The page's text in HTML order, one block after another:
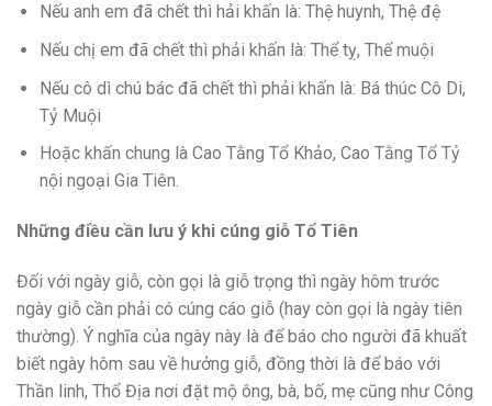
Nếu anh em đã chết thì hải khấn là: Thệ huynh, Thệ đệ
Nếu chị em đã chết thì phải khấn là: Thể tỵ, Thể muội
Nếu cô dì chú bác đã chết thì phải khấn là: Bá thúc Cô Di,
Tỷ Muội
Hoặc khấn chung là Cao Tằng Tổ Khảo, Cao Tằng Tổ Tỷ
nội ngoại Gia Tiên.
Những điều cần lưu ý khi cúng giỗ Tổ Tiên
Đối với ngày giỗ, còn gọi là giỗ trọng thì ngày hôm trước
ngày giỗ cần phải có cúng cáo giỗ (hay còn gọi là ngày tiên
thường). Ý nghĩa của ngày này là để báo cho người đã khuất
biết ngày hôm sau về hưởng giỗ, đồng thời là để báo với
Thần linh, Thổ Địa nơi đặt mộ ông, bà, bố, mẹ cũng như Công